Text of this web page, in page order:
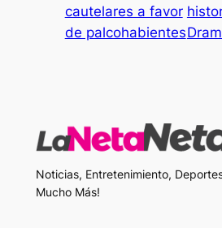
cautelares a favor
de palcohabientes
Noticias, Entretenimiento,
Mucho Más!